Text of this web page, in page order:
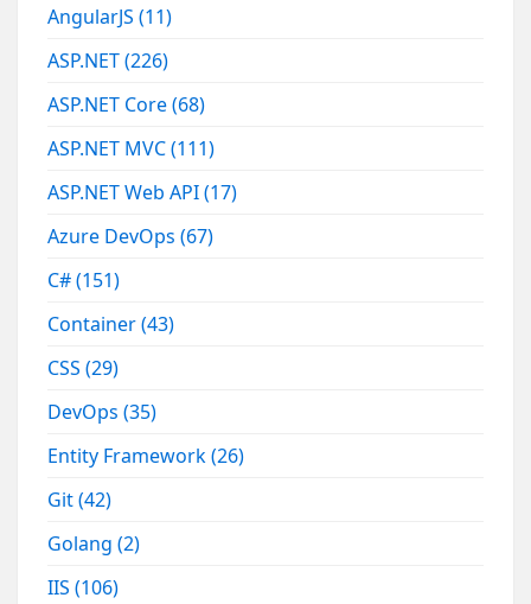
AngularJS(11)
ASP.NET(226)
ASP.NET Core(68)
ASP.NET MVC(111)
ASP.NET Web API(17)
Azure DevOps(67)
C#(151)
Container(43)
CSS(29)
DevOps(35)
Entity Framework(26)
Git(42)
Golang(2)
IIS(106)